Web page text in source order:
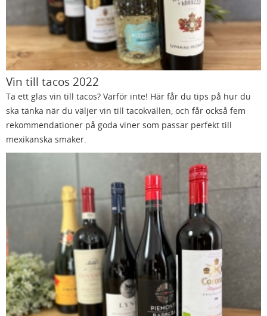
Vin till tacos 2022
Ta ett glas vin till tacos? Varför inte! Här får du tips på hur du
ska tänka när du väljer vin till tacokvällen, och får också fem
rekommendationer på goda viner som passar perfekt till
mexikanska smaker.